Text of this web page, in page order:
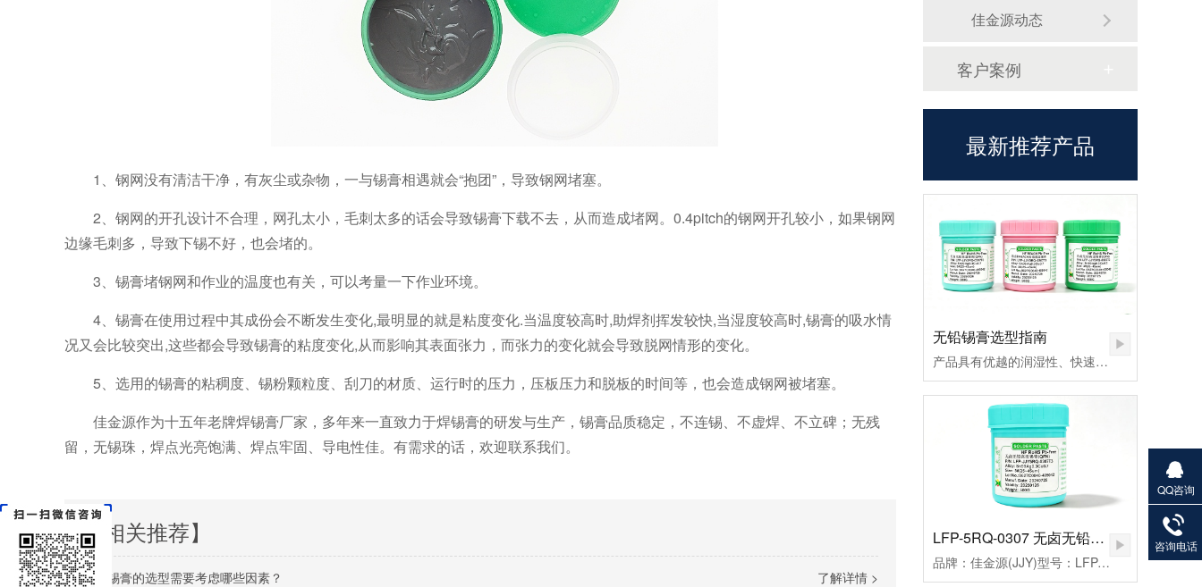
1、钢网没有清洁干净，有灰尘或杂物，一与锡膏相遇就会“抱团”，导致钢网堵塞。
2、钢网的开孔设计不合理，网孔太小，毛刺太多的话会导致锡膏下载不去，从而造成堵网。0.4pitch的钢网开孔较小，如果钢网
边缘毛刺多，导致下锡不好，也会堵的。
3、锡膏堵钢网和作业的温度也有关，可以考量一下作业环境。
4、锡膏在使用过程中其成份会不断发生变化,最明显的就是粘度变化.当温度较高时,助焊剂挥发较快,当湿度较高时,锡膏的吸水情
况又会比较突出,这些都会导致锡膏的粘度变化,从而影响其表面张力，而张力的变化就会导致脱网情形的变化。
5、选用的锡膏的粘稠度、锡粉颗粒度、刮刀的材质、运行时的压力，压板压力和脱板的时间等，也会造成钢网被堵塞。
佳金源作为十五年老牌焊锡膏厂家，多年来一直致力于焊锡膏的研发与生产，锡膏品质稳定，不连锡、不虚焊、不立碑；无残
留，无锡珠，焊点光亮饱满、焊点牢固、导电性佳。有需求的话，欢迎联系我们。
【相关推荐】
了解详情 >
无铅锡膏的选型需要考虑哪些因素？
佳金源动态
客户案例
最新推荐产品
无铅锡膏选型指南
产品具有优越的润湿性、快速点焊、拖焊、低残留和免清洗等特点，符合国际环保ROHS、REACH、PAHs、Phthalates等标准的限制，还从而帮您实现环保发展无忧无虑。
LFP-5RQ-0307 无卤无铅高温锡膏
品牌：佳金源(JJY)型号：LFP-JJY5RQ-0307T3合金成分：Sn99Ag0.3Cu0.7颗粒度：3#(25-45um）粘度：190±20Pa.S活性：高活性熔点：221-227℃峰值温度：235-255（℃）规格：500克/瓶
QQ咨询
27901383
82
咨询电话